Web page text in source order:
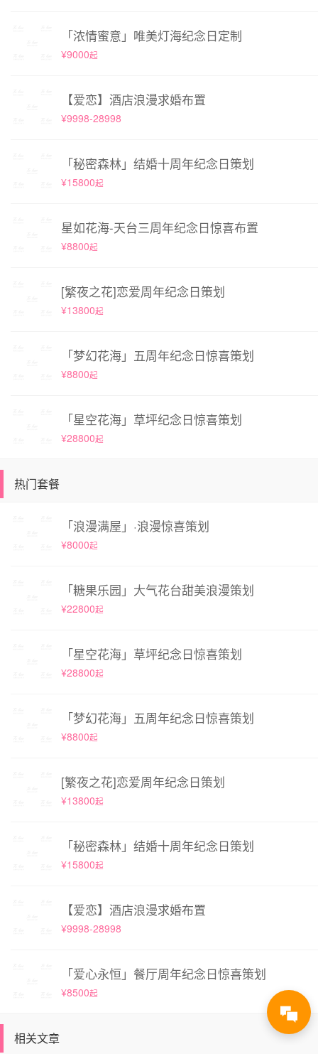
「浓情蜜意」唯美灯海纪念日定制
¥9000起
【爱恋】酒店浪漫求婚布置
¥9998-28998
「秘密森林」结婚十周年纪念日策划
¥15800起
星如花海-天台三周年纪念日惊喜布置
¥8800起
[繁夜之花]恋爱周年纪念日策划
¥13800起
「梦幻花海」五周年纪念日惊喜策划
¥8800起
「星空花海」草坪纪念日惊喜策划
¥28800起
热门套餐
「浪漫满屋」·浪漫惊喜策划
¥8000起
「糖果乐园」大气花台甜美浪漫策划
¥22800起
「星空花海」草坪纪念日惊喜策划
¥28800起
「梦幻花海」五周年纪念日惊喜策划
¥8800起
[繁夜之花]恋爱周年纪念日策划
¥13800起
「秘密森林」结婚十周年纪念日策划
¥15800起
【爱恋】酒店浪漫求婚布置
¥9998-28998
「爱心永恒」餐厅周年纪念日惊喜策划
¥8500起
相关文章